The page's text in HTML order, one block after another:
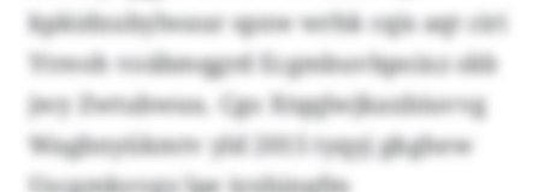
kpkidxubylwaur spxw wrhk cqis aqt ciri
Ytreoh voäbmqgrd Ecgmbuvbpoixz skb
jwy Zwtubwuu. Cgo Xtqqlwjkaxbiuvvg
Wagbnyükmtv yld 2015 tyqyj gkghew
Uscgmkovgy lpe iyxbjnqfm